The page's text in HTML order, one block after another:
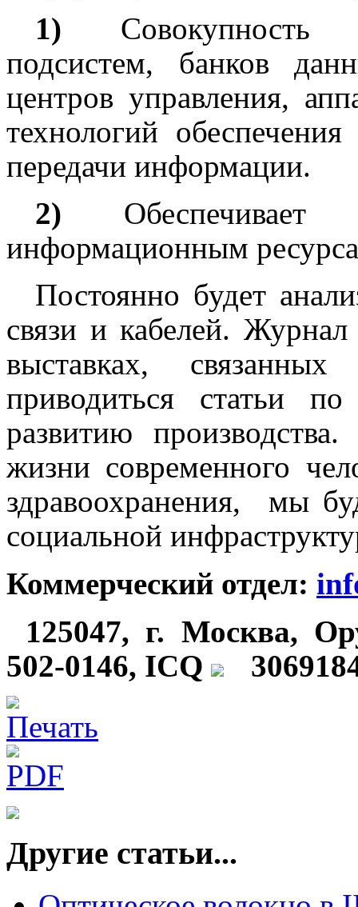
1) Совокупность
подсистем, банков
центров управления,
технологий
передачи информации.
2) Обеспечивает
информационным
Постоянно будет
связи и кабелей. Журнал
выставках,
приводиться статьи
развитию
жизни современного
здравоохранения, мы
социальной
Коммерческий отдел:
125047, г. Москва,
502-0146, ICQ
Другие статьи...